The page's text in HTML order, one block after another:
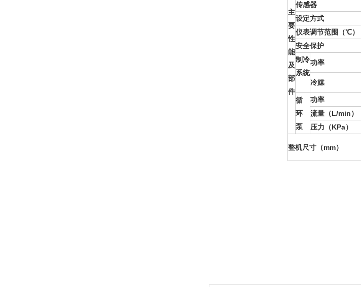
主
要
性
能
及
部
件
传感器
设定方式
仪表调节范围（℃）
安全保护
制冷
系统
功率
冷媒
循
环
泵
功率
流量（L/min）
压力（KPa）
整机尺寸（mm）